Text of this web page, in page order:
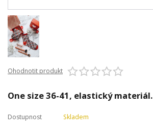
Ohodnotit produkt
One size 36-41, elastický materiál.
Dostupnost Skladem